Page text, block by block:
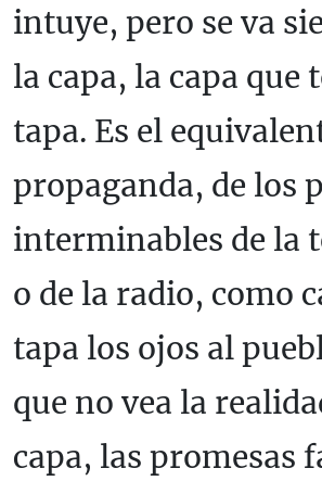
intuye, pero se va
la capa, la capa que
tapa. Es el
propaganda, de los
interminables de la
o de la radio, como
tapa los ojos al
que no vea la
capa, las promesas